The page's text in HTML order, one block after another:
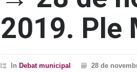
2019. Ple
In Debat municipal 28 de